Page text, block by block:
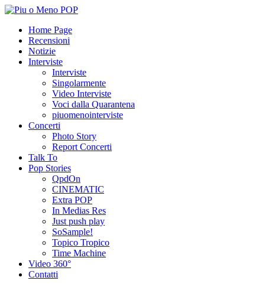
Home Page
Recensioni
Notizie
Interviste
Interviste
Singolarmente
Video Interviste
Voci dalla Quarantena
piuomenointerviste
Concerti
Photo Story
Report Concerti
Talk To
Pop Stories
QpdOn
CINEMATIC
Extra POP
In Medias Res
Just push play
SoSample!
Topico Tropico
Time Machine
Video 360°
Contatti